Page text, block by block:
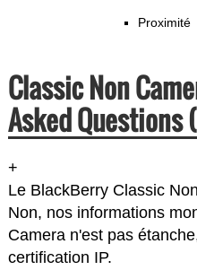
Proximité
Classic Non
Asked Questions
+
Le BlackBerry Classic
Non, nos informations
Camera n'est pas
certification IP.